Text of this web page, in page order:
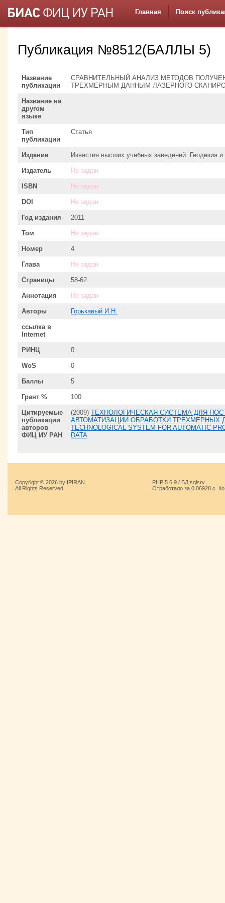
Главная Поиск
Публикация №8512(БАЛЛЫ 5)
Название
публикации
СРАВНИТЕЛЬНЫЙ АНАЛИЗ МЕТОДОВ
ТРЕХМЕРНЫМ ДАННЫМ ЛАЗЕРНОГО
Название на
другом
языке
Тип
публикации
Статья
Издание Известия высших учебных заведений. Геодезия
Издатель Не задан
ISBN Не задан
DOI Не задан
Год издания 2011
Том Не задан
Номер 4
Глава Не задан
Страницы 58-62
Аннотация Не задан
Авторы Горькавый И.Н.
ссылка в
Internet
РИНЦ 0
WoS 0
Баллы 5
Грант % 100
Цитируемые
публикации
авторов
ФИЦ ИУ РАН
(2009) ТЕХНОЛОГИЧЕСКАЯ СИСТЕМА ДЛЯ
АВТОМАТИЗАЦИИ ОБРАБОТКИ ТРЕХМЕРНЫХ
TECHNOLOGICAL SYSTEM FOR AUTOMATIC
DATA
Copyright © 2026 by IPIRAN.
All Rights Reserved.
PHP 5.6.9 / БД sqlsrv
Отработало за 0.06928 с.